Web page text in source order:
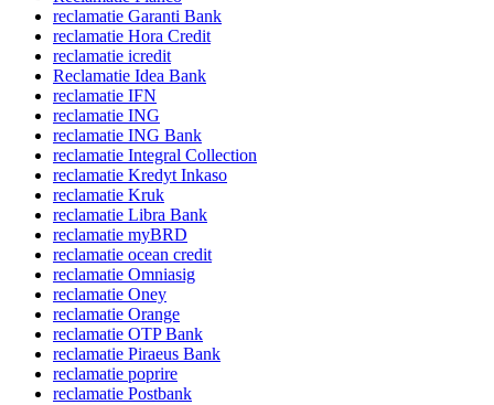
reclamatie Garanti Bank
reclamatie Hora Credit
reclamatie icredit
Reclamatie Idea Bank
reclamatie IFN
reclamatie ING
reclamatie ING Bank
reclamatie Integral Collection
reclamatie Kredyt Inkaso
reclamatie Kruk
reclamatie Libra Bank
reclamatie myBRD
reclamatie ocean credit
reclamatie Omniasig
reclamatie Oney
reclamatie Orange
reclamatie OTP Bank
reclamatie Piraeus Bank
reclamatie poprire
reclamatie Postbank